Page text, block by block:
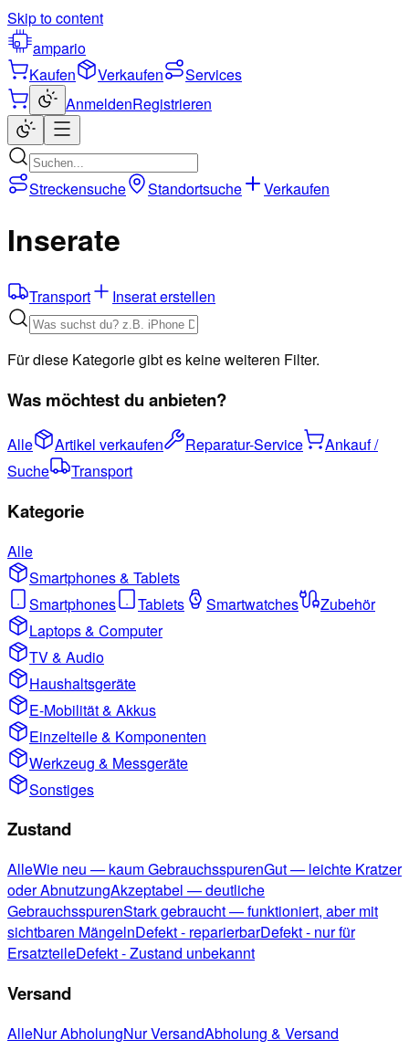
Skip to content
ampario
Kaufen
Verkaufen
Services
AnmeldenRegistrieren
Streckensuche Standortsuche Verkaufen
Inserate
Transport Inserat erstellen
Für diese Kategorie gibt es keine weiteren Filter.
Was möchtest du anbieten?
Alle Artikel verkaufen Reparatur-Service
Ankauf /
Suche
Transport
Kategorie
Alle
Smartphones & Tablets
Smartphones
Tablets Smartwatches
Zubehör
Laptops & Computer
TV & Audio
Haushaltsgeräte
E-Mobilität & Akkus
Einzelteile & Komponenten
Werkzeug & Messgeräte
Sonstiges
Zustand
AlleWie neu — kaum GebrauchsspurenGut — leichte Kratzer
oder AbnutzungAkzeptabel — deutliche
GebrauchsspurenStark gebraucht — funktioniert, aber mit
sichtbaren MängelnDefekt - reparierbarDefekt - nur für
ErsatzteileDefekt - Zustand unbekannt
Versand
AlleNur AbholungNur VersandAbholung & Versand